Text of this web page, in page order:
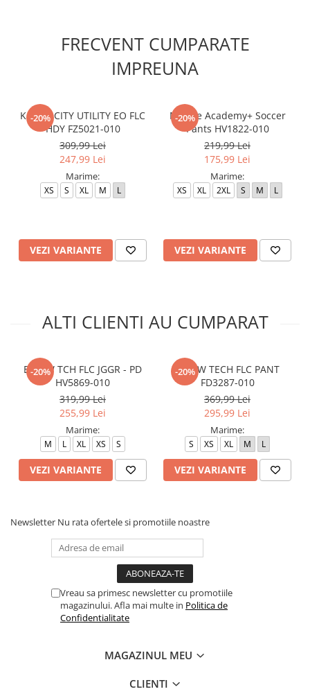
FRECVENT CUMPARATE
IMPREUNA
-20%
K NSW CITY UTILITY EO FLC
HDY FZ5021-010
309,99 Lei
247,99 Lei
Marime:
XS S XL M L
VEZI VARIANTE
-20%
M Nike Academy+ Soccer
Pants HV1822-010
219,99 Lei
175,99 Lei
Marime:
XS XL 2XL S M L
VEZI VARIANTE
ALTI CLIENTI AU CUMPARAT
-20%
B NSW TCH FLC JGGR - PD
HV5869-010
319,99 Lei
255,99 Lei
Marime:
M L XL XS S
VEZI VARIANTE
-20%
B NSW TECH FLC PANT
FD3287-010
369,99 Lei
295,99 Lei
Marime:
S XS XL M L
VEZI VARIANTE
Newsletter Nu rata ofertele si promotiile noastre
Vreau sa primesc newsletter cu promotiile
magazinului. Afla mai multe in Politica de
Confidentialitate
MAGAZINUL MEU
CLIENTI